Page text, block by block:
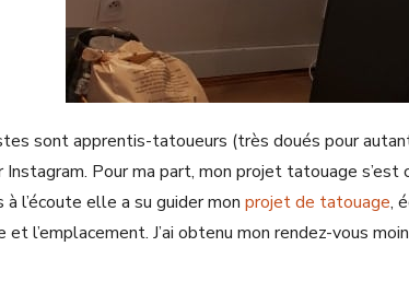
sont apprentis-tatoueurs (très doués pour
Pour ma part, mon projet tatouage
l’écoute elle a su guider mon projet de tatouage,
l’emplacement. J’ai obtenu mon rendez-vous